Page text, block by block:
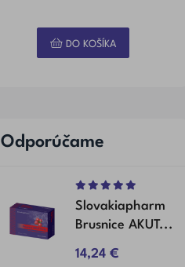
DO KOŠÍKA
Odporúčame
Slovakiapharm
Brusnice AKUT...
Cena
14,24 €